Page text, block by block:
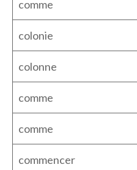
comme
colonie
colonne
comme
comme
commencer